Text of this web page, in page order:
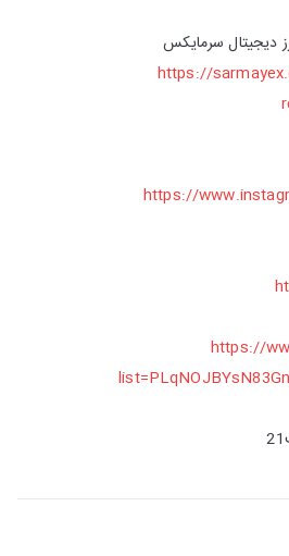
دیجیتال سرمایکس
https://
https://
https://